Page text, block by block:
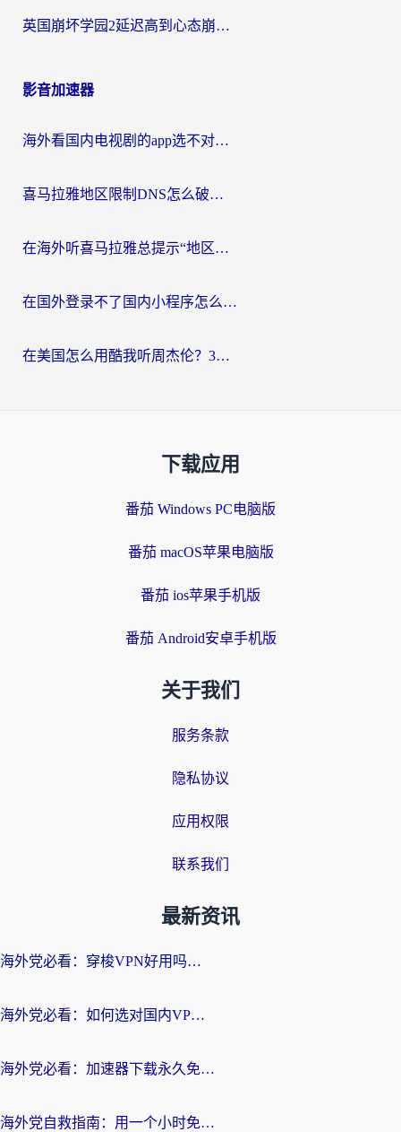
英国崩坏学园2延迟高到心态崩？海外党国服游戏加速终极指南
影音加速器
海外看国内电视剧的app选不对？这份回国加速器避坑指南帮你流畅追剧
喜马拉雅地区限制DNS怎么破？海外党听国内音乐听书的终极解决方案
在海外听喜马拉雅总提示“地区限制”？3步轻松解除+听国内音乐全攻略
在国外登录不了国内小程序怎么办？选对回国加速器，轻松解锁国内资源
在美国怎么用酷我听周杰伦？3步搞定海外听歌难题
下载应用
番茄 Windows PC电脑版
番茄 macOS苹果电脑版
番茄 ios苹果手机版
番茄 Android安卓手机版
关于我们
服务条款
隐私协议
应用权限
联系我们
最新资讯
海外党必看：穿梭VPN好用吗？和云帆VPN对比哪个回国效果更好？附真实测评+避坑指南
海外党必看：如何选对国内VPN，实现无缝访问国内资源？
海外党必看：加速器下载永久免费版真的存在吗？教你无缝访问国内资源的正确姿势
海外党自救指南：用一个小时免费加速器，轻松打破国内资源访问壁垒？